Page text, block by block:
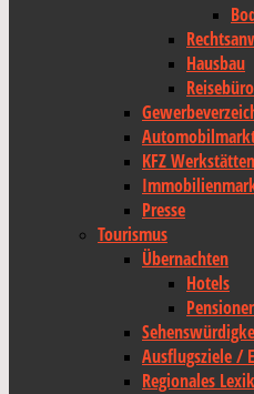
Hausbau
KFZ Werkstätten
Presse
Tourismus
Übernachten
Hotels
Ausflugsziele /
Regionales